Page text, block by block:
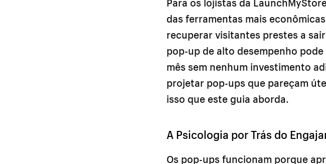
das ferramentas mais
recuperar visitantes prestes a
pop-up de alto desempenho
mês sem nenhum investimento
projetar pop-ups que pareçam
isso que este guia aborda.
A Psicologia por Trás do
Os pop-ups funcionam porque